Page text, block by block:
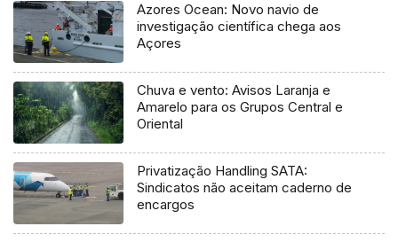
Azores Ocean: Novo navio de
investigação científica chega aos
Açores
Chuva e vento: Avisos Laranja e
Amarelo para os Grupos Central e
Oriental
Privatização Handling SATA:
Sindicatos não aceitam caderno de
encargos